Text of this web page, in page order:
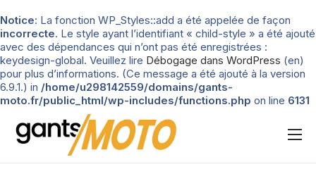
Notice: La fonction WP_Styles::add a été appelée de façon
incorrecte. Le style ayant l’identifiant « child-style » a été ajouté
avec des dépendances qui n’ont pas été enregistrées :
keydesign-global. Veuillez lire Débogage dans WordPress (en)
pour plus d’informations. (Ce message a été ajouté à la version
6.9.1.) in /home/u298142559/domains/gants-
moto.fr/public_html/wp-includes/functions.php on line 6131
Nos tests